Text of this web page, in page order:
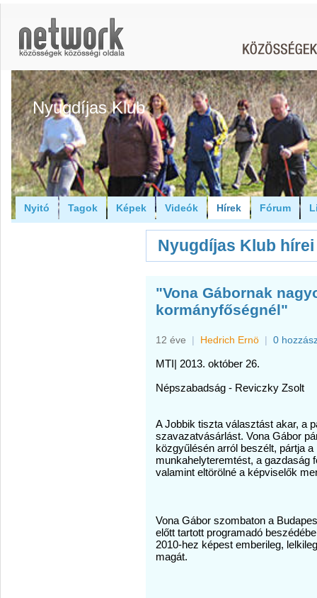
Nyugdíjas Klub
Nyitó Tagok Képek Videók Hírek Fórum
Nyugdíjas Klub hírei
"Vona Gábornak
kormányfőségnél"
12 éve | Hedrich Ernö | 0
MTI| 2013. október 26.
Népszabadság - Reviczky Zsolt
A Jobbik tiszta választást akar, a
szavazatvásárlást. Vona Gábor
közgyűlésén arról beszélt, pártja
munkahelyteremtést, a gazdaság
valamint eltörölné a képviselők
Vona Gábor szombaton a
előtt tartott programadó
2010-hez képest emberileg,
magát.